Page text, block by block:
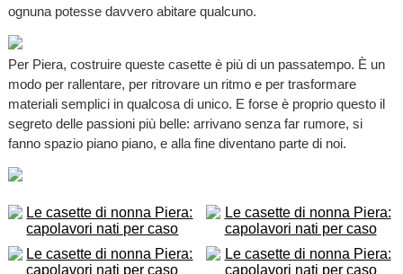
ognuna potesse davvero abitare qualcuno.
Per Piera, costruire queste casette è più di un passatempo. È un
modo per rallentare, per ritrovare un ritmo e per trasformare
materiali semplici in qualcosa di unico. E forse è proprio questo il
segreto delle passioni più belle: arrivano senza far rumore, si
fanno spazio piano piano, e alla fine diventano parte di noi.